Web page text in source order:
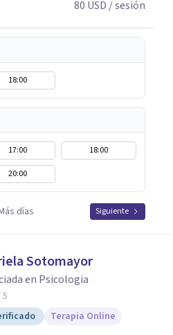
80 USD / sesión
18:00
17:00
18:00
20:00
días Siguiente
Sotomayor
en Psicologia
Terapia Online